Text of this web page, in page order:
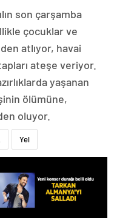
son çarşamba
çocuklar ve
atlıyor, havai
ateşe veriyor.
yaşanan
ölümüne,
oluyor.
Yel